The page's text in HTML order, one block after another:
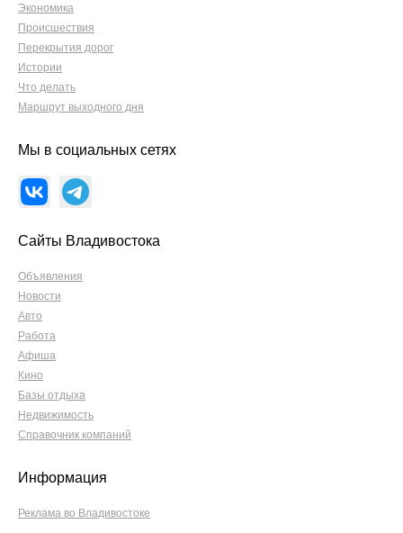
Экономика
Происшествия
Перекрытия дорог
Истории
Что делать
Маршрут выходного дня
Мы в социальных сетях
Сайты Владивостока
Объявления
Новости
Авто
Работа
Афиша
Кино
Базы отдыха
Недвижимость
Справочник компаний
Информация
Реклама во Владивостоке